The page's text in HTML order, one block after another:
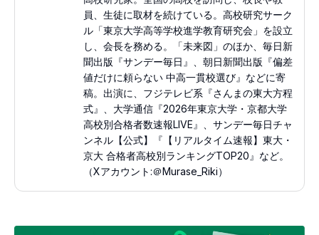
員、生徒に取材を続けている。高校研究サーク
ル「東京大学高等学校進学教育研究会」を設立
し、会長を務める。「未来図」のほか、毎日新
聞出版『サンデー毎日』、朝日新聞出版『偏差
値だけに頼らない 中高一貫校選び』などに寄
稿。出演に、フジテレビ系『さんまの東大方程
式』、大学通信『2026年東京大学・京都大学
高校別合格者数速報LIVE』、サンデー毎日チャ
ンネル【公式】『【リアルタイム速報】東大・
京大 合格者高校別ランキングTOP20』など。
（Xアカウント:＠Murase_Riki）